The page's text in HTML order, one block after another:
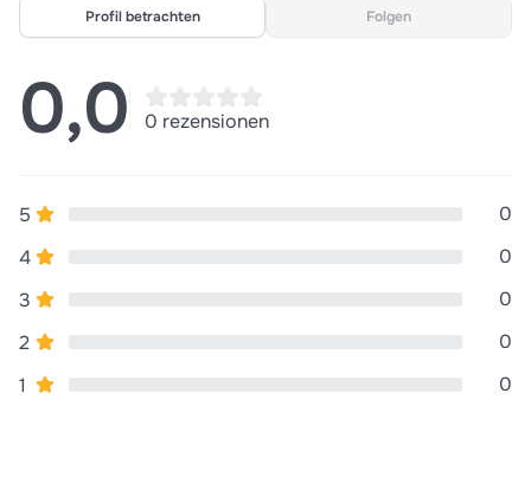
Buchführung
Leis
Volkswirtschaft
Profil betrachten
Folgen
0,0 0 rezensionen
5
0
4
0
3
0
2
0
1
0